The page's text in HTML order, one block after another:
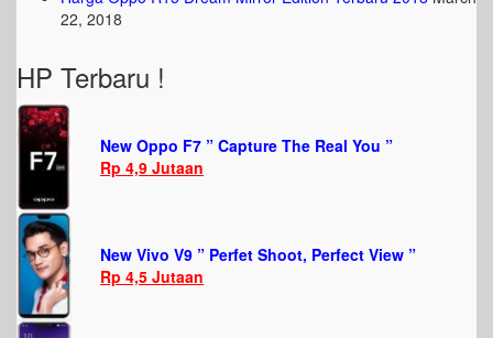
22, 2018
HP Terbaru !
New Oppo F7 ” Capture The Real You ”
Rp 4,9 Jutaan
New Vivo V9 ” Perfet Shoot, Perfect View ”
Rp 4,5 Jutaan